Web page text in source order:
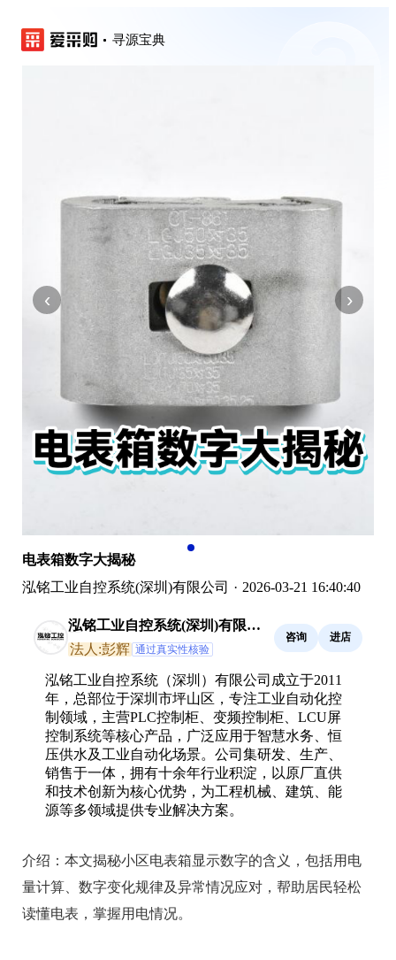
寻源宝典
‹ ›
电表箱数字大揭秘
泓铭工业自控系统(深圳)有限公司 · 2026-03-21 16:40:40
泓铭工业自控系统(深圳)有限公
司
法人:彭辉 通过真实性核验
咨询 进店
泓铭工业自控系统（深圳）有限公司成立于2011
年，总部位于深圳市坪山区，专注工业自动化控
制领域，主营PLC控制柜、变频控制柜、LCU屏
控制系统等核心产品，广泛应用于智慧水务、恒
压供水及工业自动化场景。公司集研发、生产、
销售于一体，拥有十余年行业积淀，以原厂直供
和技术创新为核心优势，为工程机械、建筑、能
源等多领域提供专业解决方案。
介绍： 本文揭秘小区电表箱显示数字的含义，包括用电
量计算、数字变化规律及异常情况应对，帮助居民轻松
读懂电表，掌握用电情况。